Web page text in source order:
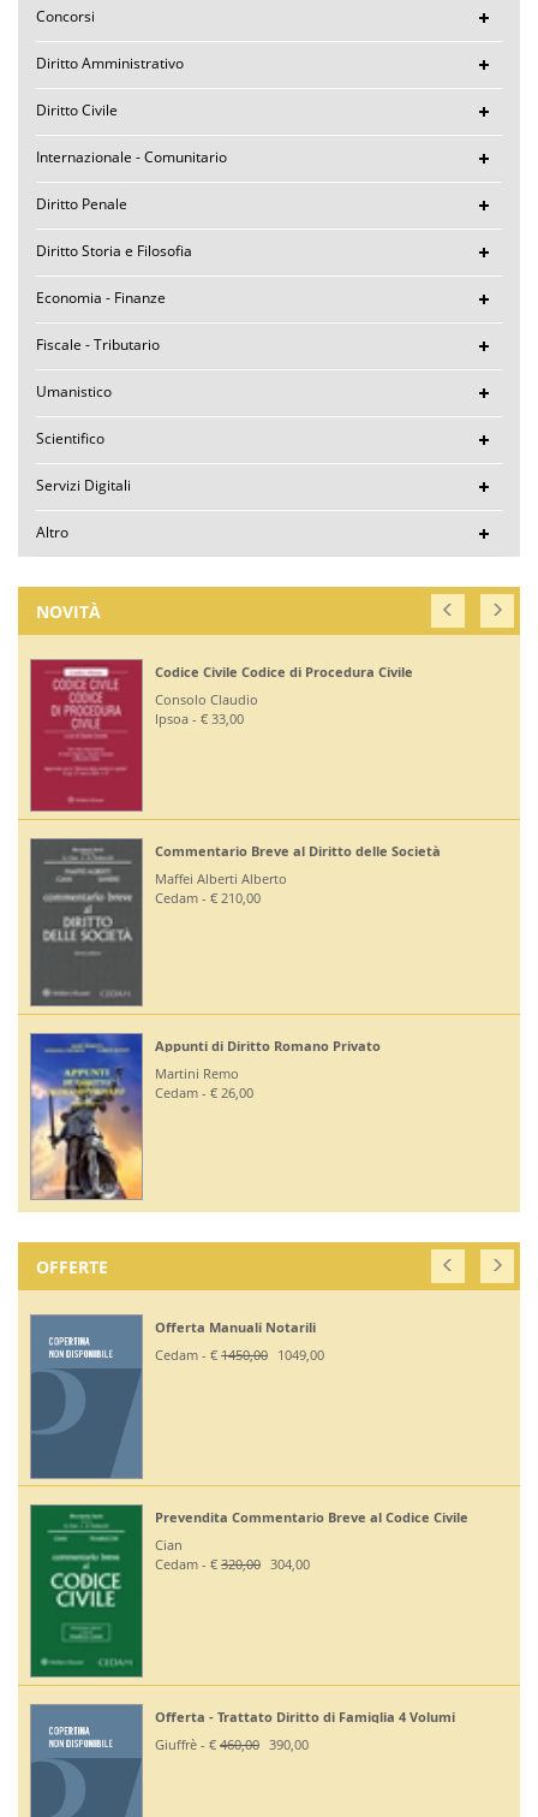
Concorsi
Diritto Amministrativo
Diritto Civile
Internazionale - Comunitario
Diritto Penale
Diritto Storia e Filosofia
Economia - Finanze
Fiscale - Tributario
Umanistico
Scientifico
Servizi Digitali
Altro
NOVITÀ
Codice Civile Codice di Procedura Civile
Consolo Claudio
Ipsoa - € 33,00
Commentario Breve al Diritto delle Società
Maffei Alberti Alberto
Cedam - € 210,00
Appunti di Diritto Romano Privato
Martini Remo
Cedam - € 26,00
OFFERTE
Offerta Manuali Notarili
Cedam - €1450,00 1049,00
Prevendita Commentario Breve al Codice Civile
Cian
Cedam - €320,00 304,00
Offerta - Trattato Diritto di Famiglia 4 Volumi
Giuffrè - €460,00 390,00